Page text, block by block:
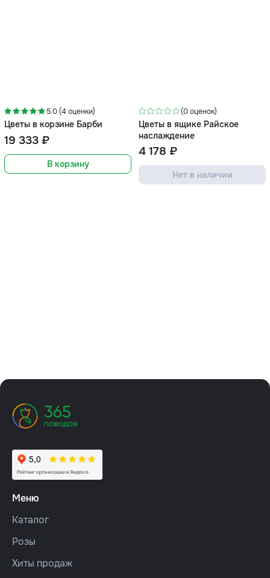
5.0 (4 оценки)
Цветы в корзине Барби
19 333 ₽
В корзину
(0 оценок)
Цветы в ящике Райское
наслаждение
4 178 ₽
Нет в наличии
Меню
Каталог
Розы
Хиты продаж